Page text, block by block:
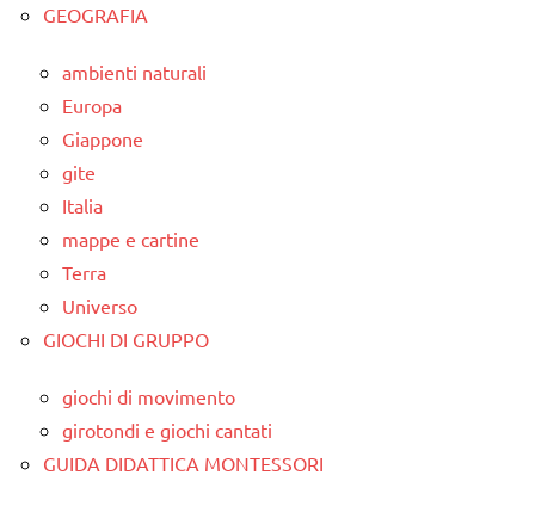
GEOGRAFIA
ambienti naturali
Europa
Giappone
gite
Italia
mappe e cartine
Terra
Universo
GIOCHI DI GRUPPO
giochi di movimento
girotondi e giochi cantati
GUIDA DIDATTICA MONTESSORI